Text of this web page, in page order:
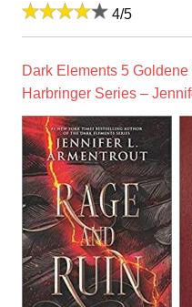
4/5
Dark Elements 5
Harbringer Series –